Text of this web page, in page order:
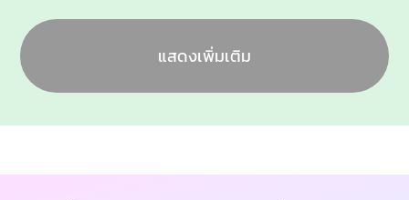
แสดงเพิ่มเติม